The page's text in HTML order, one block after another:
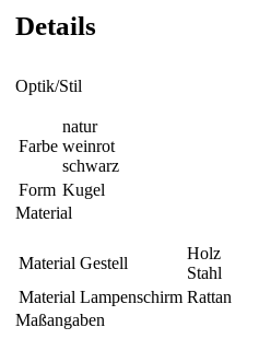
Details
Optik/Stil
Farbe
natur
weinrot
schwarz
Form Kugel
Material
Material Gestell
Holz
Stahl
Material Lampenschirm Rattan
Maßangaben